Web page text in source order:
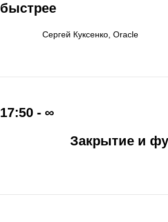
быстрее
Сергей Куксенко, Oracle
17:50 - ∞
Закрытие и